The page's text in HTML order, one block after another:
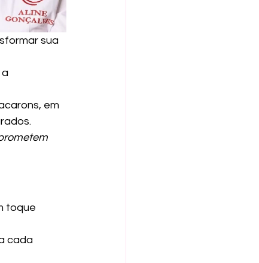
sua
em
toque
cada